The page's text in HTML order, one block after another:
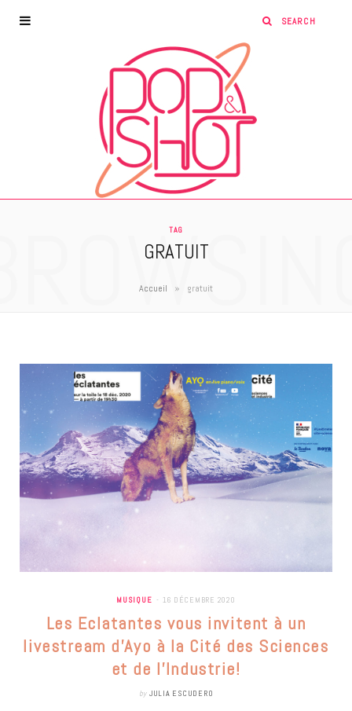
TAG
GRATUIT
Accueil » gratuit
MUSIQUE 16 DÉCEMBRE 2020
Les Eclatantes vous invitent à un
livestream d’Ayo à la Cité des Sciences
et de l’Industrie!
by JULIA ESCUDERO